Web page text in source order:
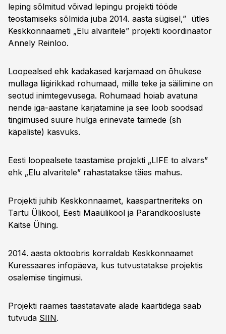
leping sõlmitud võivad lepingu projekti tööde
teostamiseks sõlmida juba 2014. aasta sügisel,” ütles
Keskkonnaameti „Elu alvaritele” projekti koordinaator
Annely Reinloo.
Loopealsed ehk kadakased karjamaad on õhukese
mullaga liigirikkad rohumaad, mille teke ja säilimine on
seotud inimtegevusega. Rohumaad hoiab avatuna
nende iga-aastane karjatamine ja see loob soodsad
tingimused suure hulga erinevate taimede (sh
käpaliste) kasvuks.
Eesti loopealsete taastamise projekti „LIFE to alvars”
ehk „Elu alvaritele” rahastatakse täies mahus.
Projekti juhib Keskkonnaamet, kaaspartneriteks on
Tartu Ülikool, Eesti Maaülikool ja Pärandkoosluste
Kaitse Ühing.
2014. aasta oktoobris korraldab Keskkonnaamet
Kuressaares infopäeva, kus tutvustatakse projektis
osalemise tingimusi.
Projekti raames taastatavate alade kaartidega saab
tutvuda SIIN.